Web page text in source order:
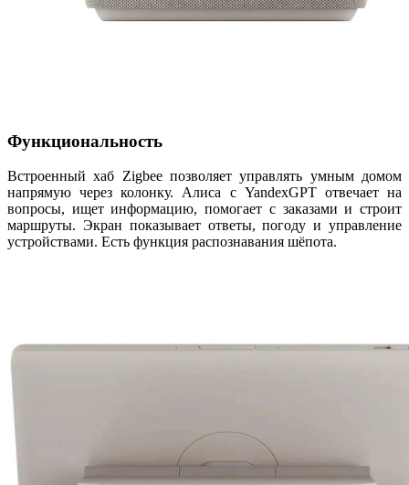
Функциональность
Встроенный хаб Zigbee позволяет управлять умным домом
напрямую через колонку. Алиса с YandexGPT отвечает на
вопросы, ищет информацию, помогает с заказами и строит
маршруты. Экран показывает ответы, погоду и управление
устройствами. Есть функция распознавания шёпота.